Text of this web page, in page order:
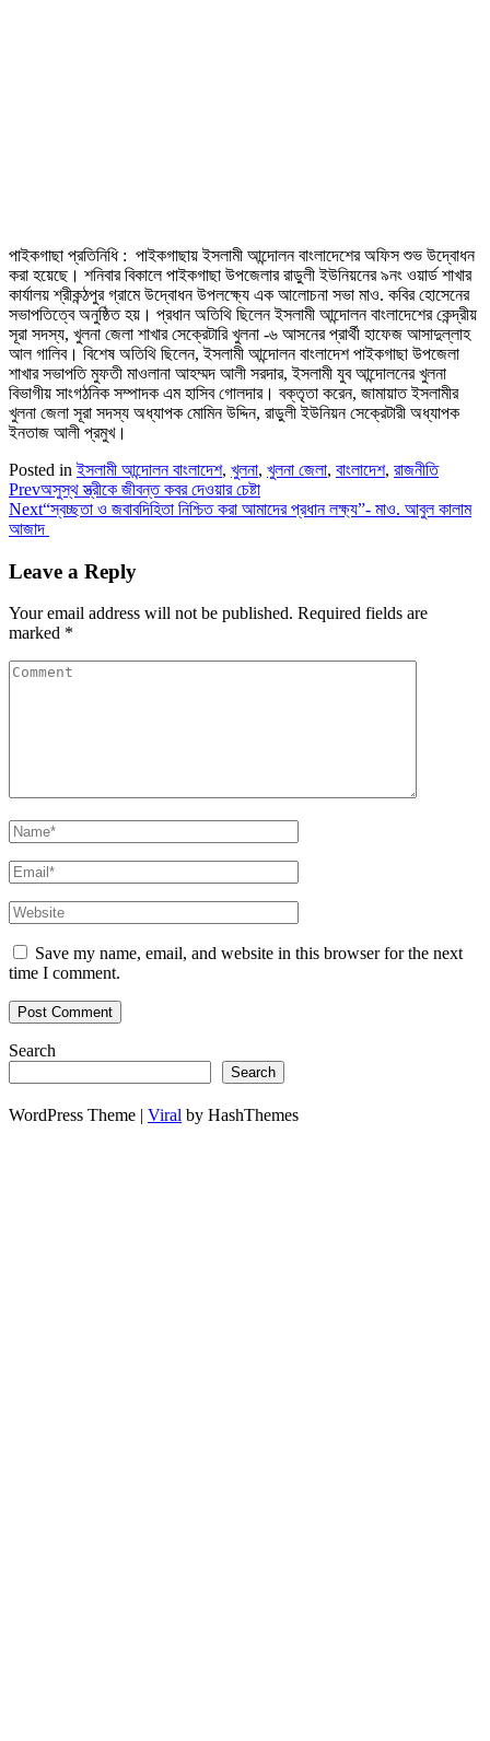
পাইকগাছা প্রতিনিধি : পাইকগাছায় ইসলামী আন্দোলন বাংলাদেশের অফিস শুভ উদ্বোধন
করা হয়েছে। শনিবার বিকালে পাইকগাছা উপজেলার রাড়ুলী ইউনিয়নের ৯নং ওয়ার্ড শাখার
কার্যালয় শ্রীকন্ঠপুর গ্রামে উদ্বোধন উপলক্ষ্যে এক আলোচনা সভা মাও. কবির হোসেনের
সভাপতিত্বে অনুষ্ঠিত হয়। প্রধান অতিথি ছিলেন ইসলামী আন্দোলন বাংলাদেশের কেন্দ্রীয়
সূরা সদস্য, খুলনা জেলা শাখার সেক্রেটারি খুলনা -৬ আসনের প্রার্থী হাফেজ আসাদুল্লাহ
আল গালিব। বিশেষ অতিথি ছিলেন, ইসলামী আন্দোলন বাংলাদেশ পাইকগাছা উপজেলা
শাখার সভাপতি মুফতী মাওলানা আহম্মদ আলী সরদার, ইসলামী যুব আন্দোলনের খুলনা
বিভাগীয় সাংগঠনিক সম্পাদক এম হাসিব গোলদার। বক্তৃতা করেন, জামায়াত ইসলামীর
খুলনা জেলা সূরা সদস্য অধ্যাপক মোমিন উদ্দিন, রাড়ুলী ইউনিয়ন সেক্রেটারী অধ্যাপক
ইনতাজ আলী প্রমুখ।
Posted inইসলামী আন্দোলন বাংলাদেশ, খুলনা, খুলনা জেলা, বাংলাদেশ, রাজনীতি
Prevঅসুস্থ স্ত্রীকে জীবন্ত কবর দেওয়ার চেষ্টা
Next“স্বচ্ছতা ও জবাবদিহিতা নিশ্চিত করা আমাদের প্রধান লক্ষ্য”- মাও. আবুল কালাম
আজাদ
Leave a Reply
Your email address will not be published. Required fields are
marked *
Save my name, email, and website in this browser for the next
time I comment.
Search
Search
WordPress Theme | Viral by HashThemes